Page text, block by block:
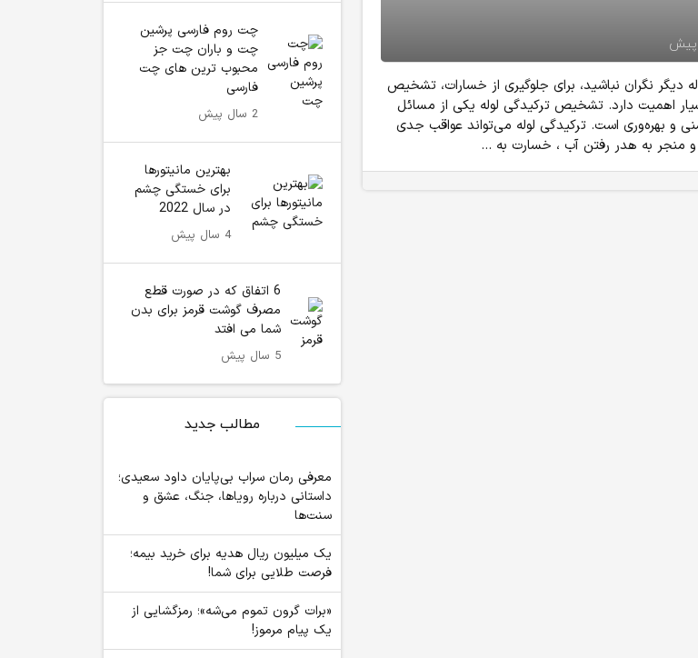
دیگر نگران نباشید، برای جلوگیری از خسارات، تشخیص
اهمیت دارد. تشخیص ترکیدگی لوله یکی از مسائل
و بهره‌وری است. ترکیدگی لوله می‌تواند عواقب جدی
منجر به هدر رفتن آب ، خسارت به ...
چت روم فارسی پرشین
چت و باران چت جز
محبوب ترین های چت
فارسی
2 سال پیش
بهترین مانیتورها
برای خستگی چشم
در سال 2022
4 سال پیش
6 اتفاق که در صورت قطع
مصرف گوشت قرمز برای بدن
شما می افتد
5 سال پیش
مطالب جدید
معرفی رمان سراب بی‌پایان داود سعیدی؛
داستانی درباره رویاها، جنگ، عشق و
سنت‌ها
یک میلیون ریال هدیه برای خرید بیمه؛
فرصت طلایی برای شما!
«برات گرون تموم می‌شه»؛ رمزگشایی از
یک پیام مرموز!